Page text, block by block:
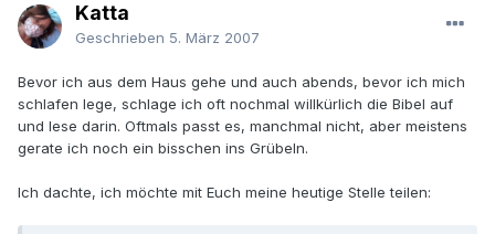
Katta
Geschrieben 5. März 2007
Bevor ich aus dem Haus gehe und auch abends, bevor ich mich
schlafen lege, schlage ich oft nochmal willkürlich die Bibel auf
und lese darin. Oftmals passt es, manchmal nicht, aber meistens
gerate ich noch ein bisschen ins Grübeln.
Ich dachte, ich möchte mit Euch meine heutige Stelle teilen: